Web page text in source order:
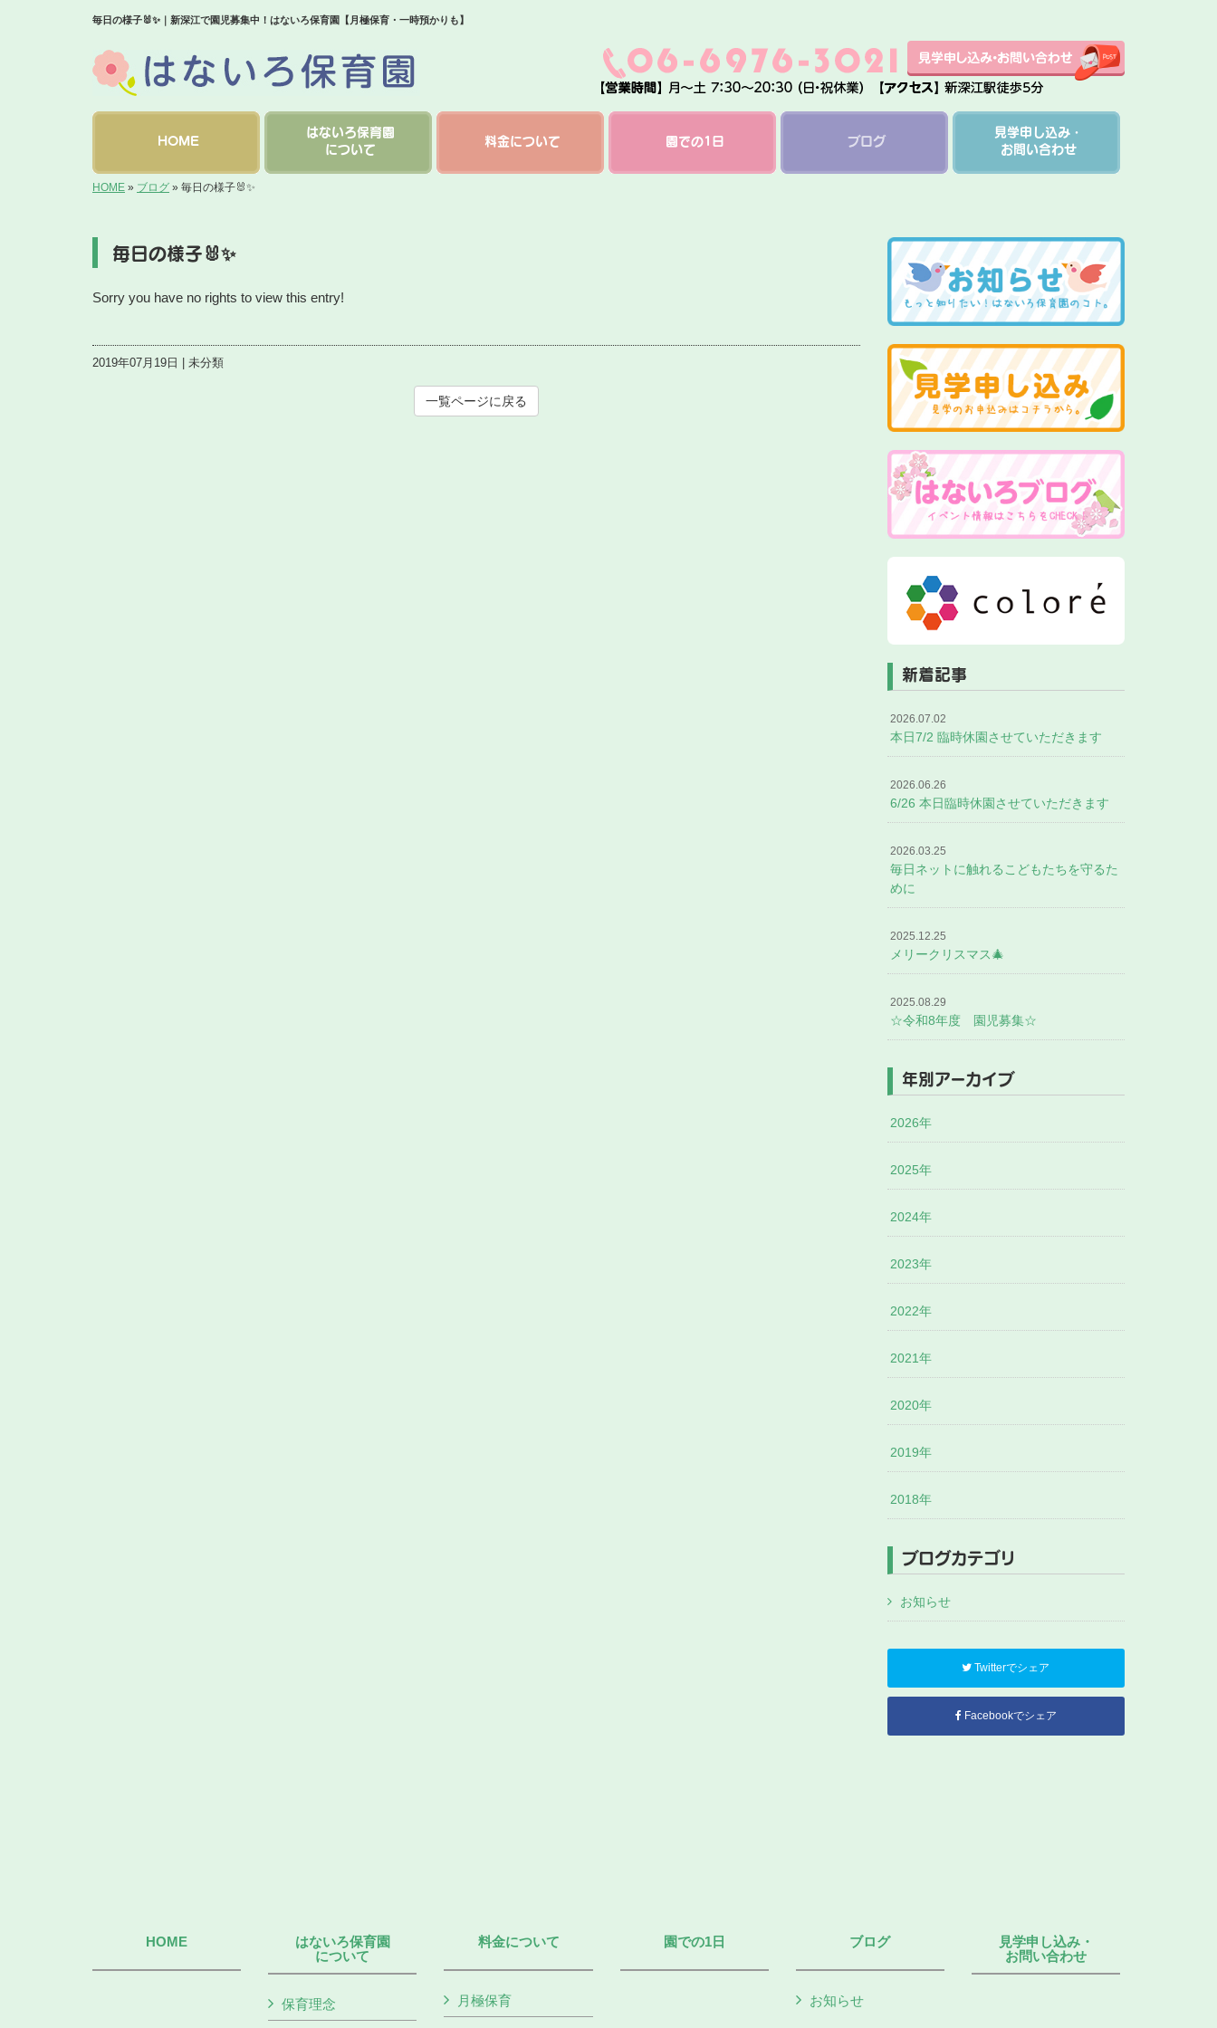
毎日の様子🐰✨｜新深江で園児募集中！はないろ保育園【月極保育・一時預かりも】
HOME
はないろ保育園
について
料金について 園での1日 ブログ
見学申し込み・
お問い合わせ
HOME » ブログ » 毎日の様子🐰✨
毎日の様子🐰✨
Sorry you have no rights to view this entry!
2019年07月19日 | 未分類
一覧ページに戻る
新着記事
2026.07.02
本日7/2 臨時休園させていただきます
2026.06.26
6/26 本日臨時休園させていただきます
2026.03.25
毎日ネットに触れるこどもたちを守るた
めに
2025.12.25
メリークリスマス🎄
2025.08.29
☆令和8年度 園児募集☆
年別アーカイブ
2026年
2025年
2024年
2023年
2022年
2021年
2020年
2019年
2018年
ブログカテゴリ
お知らせ
Twitterでシェア
Facebookでシェア
HOME
はないろ保育園
について
保育理念
料金について
月極保育
園での1日 ブログ
お知らせ
見学申し込み・
お問い合わせ